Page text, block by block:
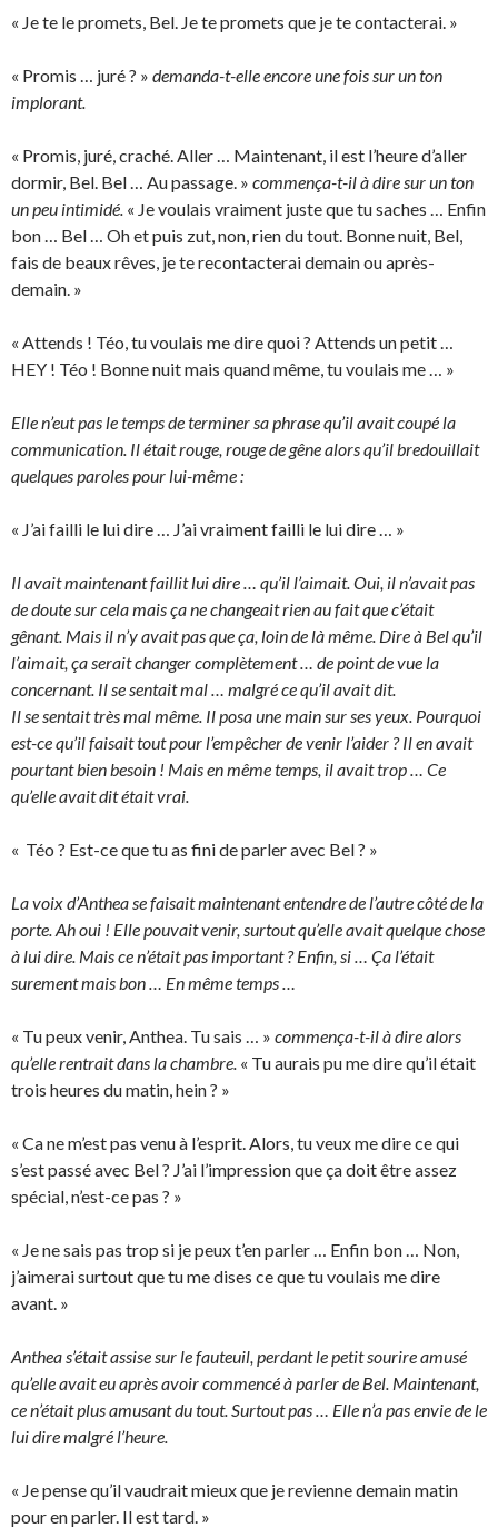
« Je te le promets, Bel. Je te promets que je te contacterai. »
« Promis … juré ? » demanda-t-elle encore une fois sur un ton
implorant.
« Promis, juré, craché. Aller … Maintenant, il est l’heure d’aller
dormir, Bel. Bel … Au passage. » commença-t-il à dire sur un ton
un peu intimidé. « Je voulais vraiment juste que tu saches … Enfin
bon … Bel … Oh et puis zut, non, rien du tout. Bonne nuit, Bel,
fais de beaux rêves, je te recontacterai demain ou après-
demain. »
« Attends ! Téo, tu voulais me dire quoi ? Attends un petit …
HEY ! Téo ! Bonne nuit mais quand même, tu voulais me … »
Elle n’eut pas le temps de terminer sa phrase qu’il avait coupé la
communication. Il était rouge, rouge de gêne alors qu’il bredouillait
quelques paroles pour lui-même :
« J’ai failli le lui dire … J’ai vraiment failli le lui dire … »
Il avait maintenant faillit lui dire … qu’il l’aimait. Oui, il n’avait pas
de doute sur cela mais ça ne changeait rien au fait que c’était
gênant. Mais il n’y avait pas que ça, loin de là même. Dire à Bel qu’il
l’aimait, ça serait changer complètement … de point de vue la
concernant. Il se sentait mal … malgré ce qu’il avait dit.
Il se sentait très mal même. Il posa une main sur ses yeux. Pourquoi
est-ce qu’il faisait tout pour l’empêcher de venir l’aider ? Il en avait
pourtant bien besoin ! Mais en même temps, il avait trop … Ce
qu’elle avait dit était vrai.
« Téo ? Est-ce que tu as fini de parler avec Bel ? »
La voix d’Anthea se faisait maintenant entendre de l’autre côté de la
porte. Ah oui ! Elle pouvait venir, surtout qu’elle avait quelque chose
à lui dire. Mais ce n’était pas important ? Enfin, si … Ça l’était
surement mais bon … En même temps …
« Tu peux venir, Anthea. Tu sais … » commença-t-il à dire alors
qu’elle rentrait dans la chambre. « Tu aurais pu me dire qu’il était
trois heures du matin, hein ? »
« Ca ne m’est pas venu à l’esprit. Alors, tu veux me dire ce qui
s’est passé avec Bel ? J’ai l’impression que ça doit être assez
spécial, n’est-ce pas ? »
« Je ne sais pas trop si je peux t’en parler … Enfin bon … Non,
j’aimerai surtout que tu me dises ce que tu voulais me dire
avant. »
Anthea s’était assise sur le fauteuil, perdant le petit sourire amusé
qu’elle avait eu après avoir commencé à parler de Bel. Maintenant,
ce n’était plus amusant du tout. Surtout pas … Elle n’a pas envie de le
lui dire malgré l’heure.
« Je pense qu’il vaudrait mieux que je revienne demain matin
pour en parler. Il est tard. »